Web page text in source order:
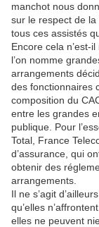
manchot nous
sur le respect de la
tous ces assistés
Encore cela n’est-
l’on nomme
arrangements
des fonctionnaires
composition du
entre les grandes
publique. Pour
Total, France
d’assurance, qui
obtenir des
arrangements.
Il ne s’agit
qu’elles
elles ne peuvent